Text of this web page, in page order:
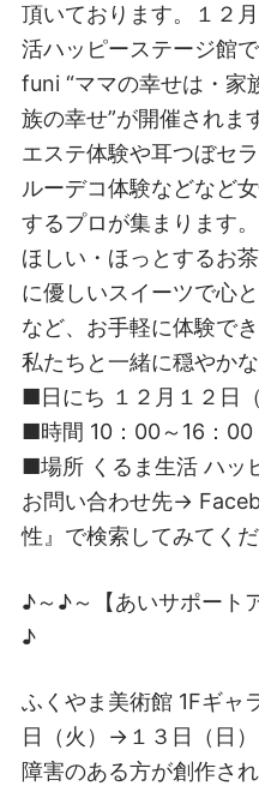
頂いております。１２
活ハッピーステージ館
funi “ママの幸せは・家
族の幸せ”が開催されま
エステ体験や耳つぼセ
ルーデコ体験などなど
するプロが集まります
ほしい・ほっとするお
に優しいスイーツで心
など、お手軽に体験で
私たちと一緒に穏やか
■日にち １２月１２日（
■時間 10：00～16：00
■場所 くるま生活 ハッ
お問い合わせ先→
性』で検索してみてくだ
♪～♪～【あいサポート
♪
ふくやま美術館 1Fギャ
日（火）→１３日（日
障害のある方が創作さ